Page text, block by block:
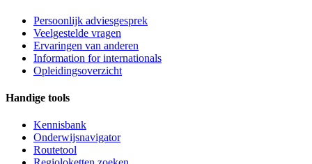
Persoonlijk adviesgesprek
Veelgestelde vragen
Ervaringen van anderen
Information for internationals
Opleidingsoverzicht
Handige tools
Kennisbank
Onderwijsnavigator
Routetool